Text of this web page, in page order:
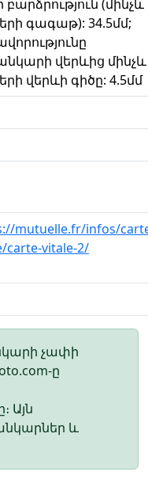
բարձրություն (մինչև
գագաթ): 34.5մմ;
վերևից մինչև
վերևի գիծը: 4.5մմ
mutuelle.fr/infos/
carte-vitale-2/
չափի
ը
Այն
և